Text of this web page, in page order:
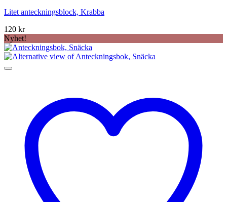
Litet anteckningsblock, Krabba
120 kr
Nyhet!